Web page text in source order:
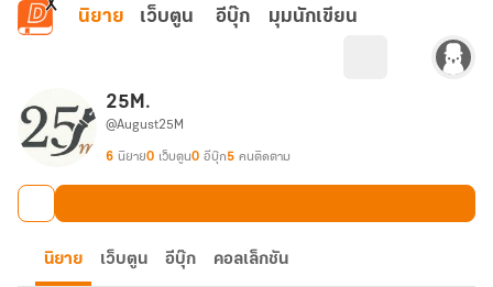
ข้ามไปยังเนื้อหาหลัก
นิยาย เว็บตูน อีบุ๊ก มุมนักเขียน
25M.
@August25M
6 นิยาย0 เว็บตูน0 อีบุ๊ก5 คนติดตาม
นิยาย เว็บตูน อีบุ๊ก คอลเล็กชัน